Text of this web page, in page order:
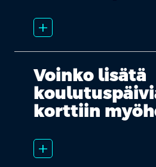
add_2
Voinko lisätä
korttiin
add_2